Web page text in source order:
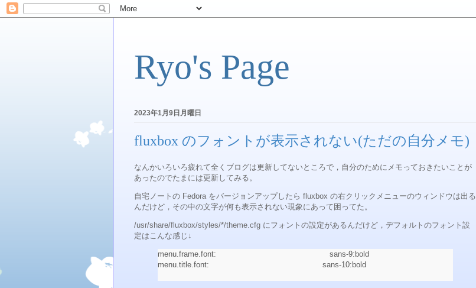
Ryo's Page
2023年1月9日月曜日
fluxbox のフォントが表示されない(ただの自分メモ)
なんかいろいろ疲れて全くブログは更新してないところで，自分のためにメモっておきたいことが
あったのでたまには更新してみる。
自宅ノートの Fedora をバージョンアップしたら fluxbox の右クリックメニューのウィンドウは出る
んだけど，その中の文字が何も表示されない現象にあって困ってた。
/usr/share/fluxbox/styles/*/theme.cfg にフォントの設定があるんだけど，デフォルトのフォント設
定はこんな感じ↓
menu.frame.font: sans-9:bold
menu.title.font: sans-10:bold